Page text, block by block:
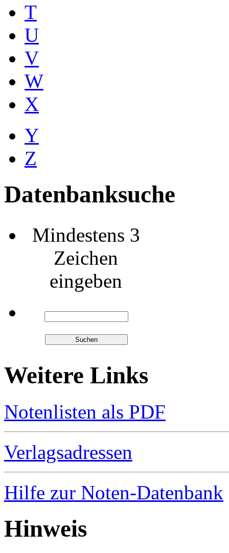
T
U
V
W
X
Y
Z
Datenbanksuche
Mindestens 3
Zeichen
eingeben
Weitere Links
Notenlisten als PDF
Verlagsadressen
Hilfe zur Noten-Datenbank
Hinweis